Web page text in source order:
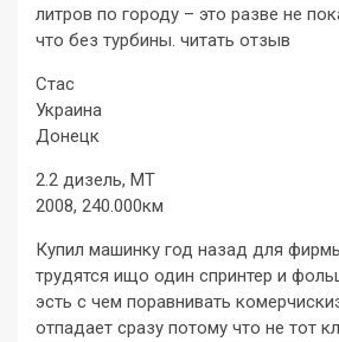
литров по городу – это разве не
что без турбины. читать отзыв
Стас
Украина
Донецк
2.2 дизель, MT
2008, 240.000км
Купил машинку год назад для
трудятся ищо один спринтер и
эсть с чем поравнивать
отпадает сразу потому что не тот